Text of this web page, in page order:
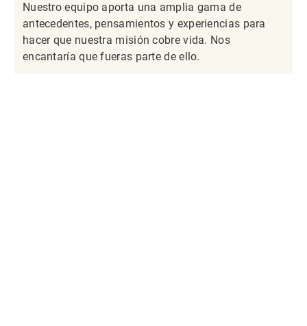
Nuestro equipo aporta una amplia gama de
antecedentes, pensamientos y experiencias para
hacer que nuestra misión cobre vida. Nos
encantaría que fueras parte de ello.